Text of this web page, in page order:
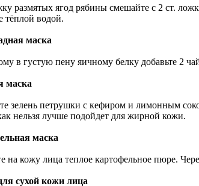
размятых ягод рябины смешайте с 2 ст.
тёплой водой.
маска
в густую пену яичному белку добавьте 2
маска
зелень петрушки с кефиром и лимонным
нельзя лучше подойдет для жирной кожи.
маска
на кожу лица теплое картофельное пюре.
сухой кожи лица